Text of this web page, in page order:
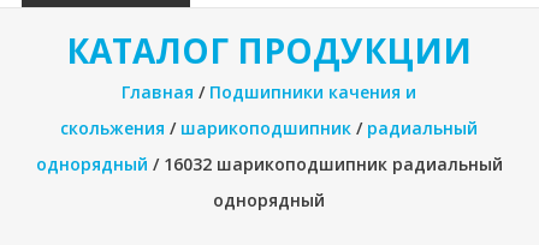
КАТАЛОГ ПРОДУКЦИИ
Главная / Подшипники качения и
скольжения / шарикоподшипник / радиальный
однорядный / 16032 шарикоподшипник радиальный
однорядный